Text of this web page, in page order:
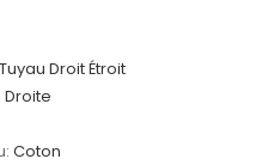
Tuyau Droit Étroit
Coton